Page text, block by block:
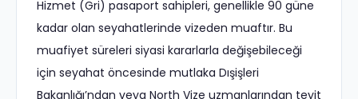
Hizmet (Gri) pasaport sahipleri, genellikle 90 güne
kadar olan seyahatlerinde vizeden muaftır. Bu
muafiyet süreleri siyasi kararlarla değişebileceği
için seyahat öncesinde mutlaka Dışişleri
Bakanlığı’ndan veya North Vize uzmanlarından teyit